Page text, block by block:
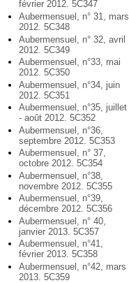
février 2012. 5C347
Aubermensuel, n° 31, mars
2012. 5C348
Aubermensuel, n° 32, avril
2012. 5C349
Aubermensuel, n°33, mai
2012. 5C350
Aubermensuel, n°34, juin
2012. 5C351
Aubermensuel, n°35, juillet
- août 2012. 5C352
Aubermensuel, n°36,
septembre 2012. 5C353
Aubermensuel, n° 37,
octobre 2012. 5C354
Aubermensuel, n°38,
novembre 2012. 5C355
Aubermensuel, n°39,
décembre 2012. 5C356
Aubermensuel, n° 40,
janvier 2013. 5C357
Aubermensuel, n°41,
février 2013. 5C358
Aubermensuel, n°42, mars
2013. 5C359